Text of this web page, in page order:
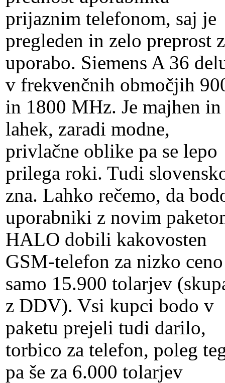
prijaznim telefonom, saj je
pregleden in zelo preprost
uporabo. Siemens A 36
v frekvenčnih območjih
in 1800 MHz. Je majhen in
lahek, zaradi modne,
privlačne oblike pa se lepo
prilega roki. Tudi
zna. Lahko rečemo, da
uporabniki z novim
HALO dobili kakovosten
GSM-telefon za nizko
samo 15.900 tolarjev
z DDV). Vsi kupci bodo v
paketu prejeli tudi darilo,
torbico za telefon, poleg
pa še za 6.000 tolarjev